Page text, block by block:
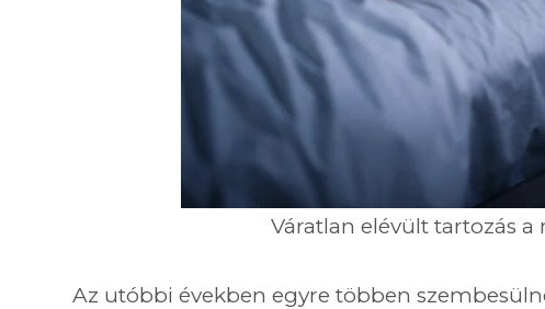
Váratlan elévült tartozás
Az utóbbi években egyre többen